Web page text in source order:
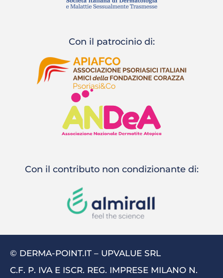
Con il patrocinio di:
Con il contributo non condizionante di:
© DERMA-POINT.IT – UPVALUE SRL
C.F. P. IVA E ISCR. REG. IMPRESE MILANO N.